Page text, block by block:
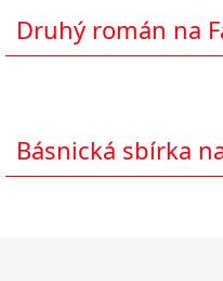
Druhý román na
Básnická sbírka